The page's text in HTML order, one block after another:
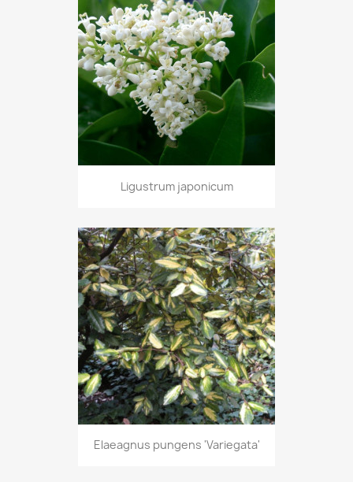
Ligustrum japonicum
Elaeagnus pungens 'Variegata'